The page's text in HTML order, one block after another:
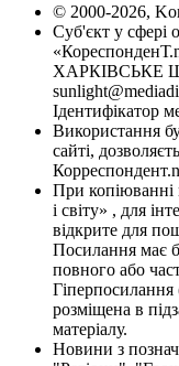
© 2000-2026,
Суб'єкт у сфері
ХАРКІВСЬКЕ
Ідентифікатор
Використання
сайті,
При копіюванні
і світу» , для
відкрите для
Посилання має
повного або
розміщена в
матеріалу.
Новини з